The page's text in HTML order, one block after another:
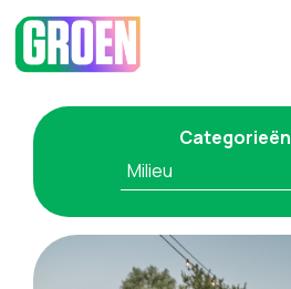
Categorieën
Milieu